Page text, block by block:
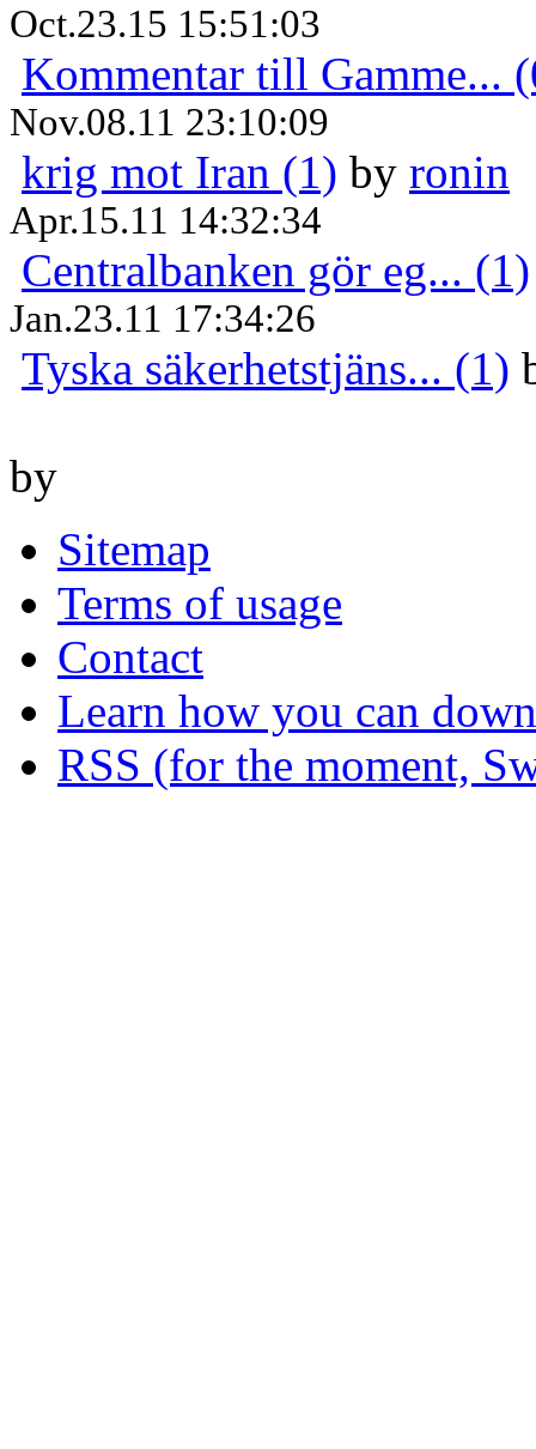
Oct.23.15 15:51:03
Kommentar till Gamme...
Nov.08.11 23:10:09
krig mot Iran (1) by ronin
Apr.15.11 14:32:34
Centralbanken gör eg... (1)
Jan.23.11 17:34:26
Tyska säkerhetstjäns... (1)
by
Sitemap
Terms of usage
Contact
Learn how you can
RSS (for the moment,